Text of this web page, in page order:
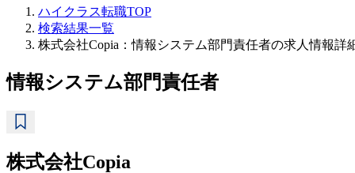
ハイクラス転職TOP
検索結果一覧
株式会社Copia：情報システム部門責任者の求人情報詳
情報システム部門責任者
株式会社Copia